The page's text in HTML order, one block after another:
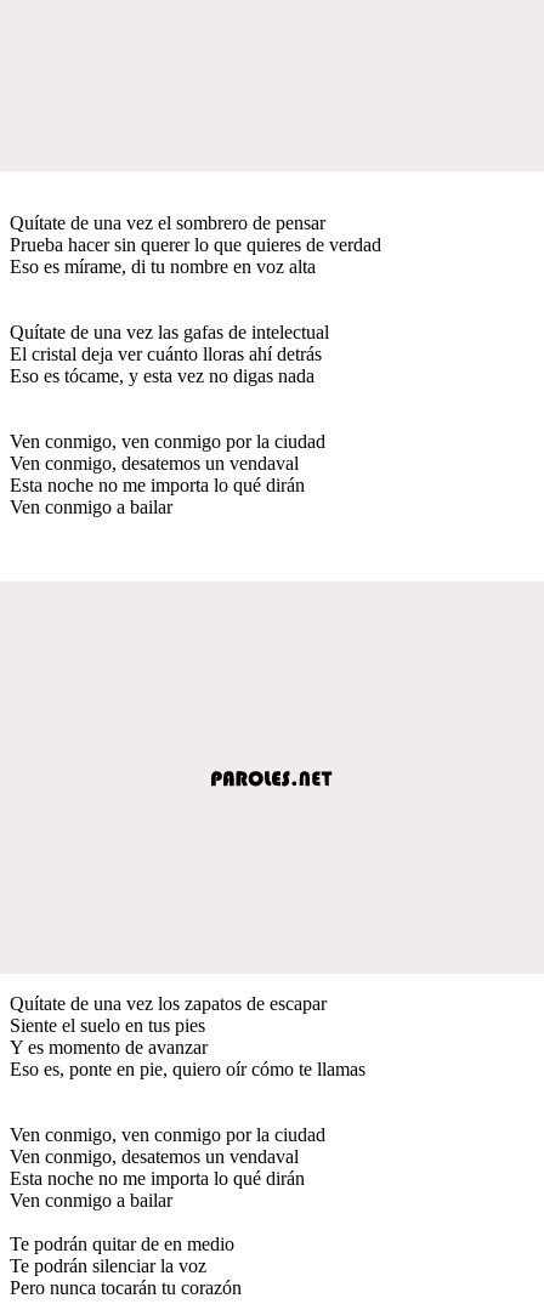
Quítate de una vez el sombrero de pensar
Prueba hacer sin querer lo que quieres de verdad
Eso es mírame, di tu nombre en voz alta
Quítate de una vez las gafas de intelectual
El cristal deja ver cuánto lloras ahí detrás
Eso es tócame, y esta vez no digas nada
Ven conmigo, ven conmigo por la ciudad
Ven conmigo, desatemos un vendaval
Esta noche no me importa lo qué dirán
Ven conmigo a bailar
Quítate de una vez los zapatos de escapar
Siente el suelo en tus pies
Y es momento de avanzar
Eso es, ponte en pie, quiero oír cómo te llamas
Ven conmigo, ven conmigo por la ciudad
Ven conmigo, desatemos un vendaval
Esta noche no me importa lo qué dirán
Ven conmigo a bailar
Te podrán quitar de en medio
Te podrán silenciar la voz
Pero nunca tocarán tu corazón